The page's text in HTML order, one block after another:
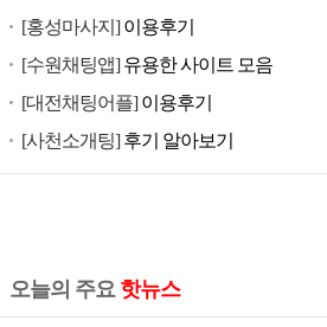
[홍성마사지]이용후기
[수원채팅앱]유용한 사이트 모음
[대전채팅어플]이용후기
[사천소개팅]후기 알아보기
오늘의 주요핫뉴스